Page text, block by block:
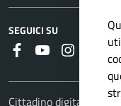
SEGUICI SU
Faceboook
Youtube RSS
Cittadino digitale -